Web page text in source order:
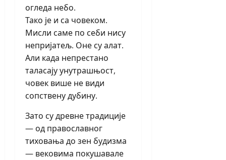
огледа небо.
Тако је и са човеком.
Мисли саме по себи нису
непријатељ. Оне су алат.
Али када непрестано
таласају унутрашњост,
човек више не види
сопствену дубину.
Зато су древне традиције
— од православног
тиховања до зен будизма
— вековима покушавале